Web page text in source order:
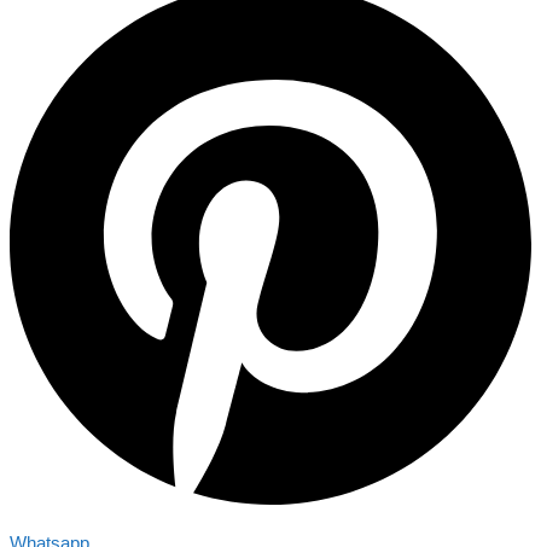
Whatsapp